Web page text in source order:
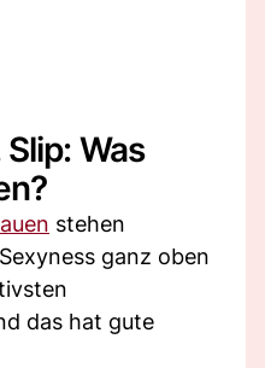
Was
stehen
ganz oben
das hat gute